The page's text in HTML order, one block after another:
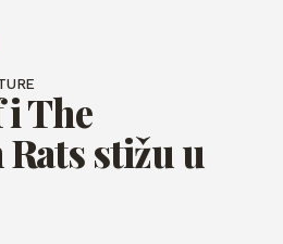
i The
stižu u